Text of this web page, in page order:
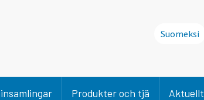
Suomeksi
Produkter och tjä Aktuellt